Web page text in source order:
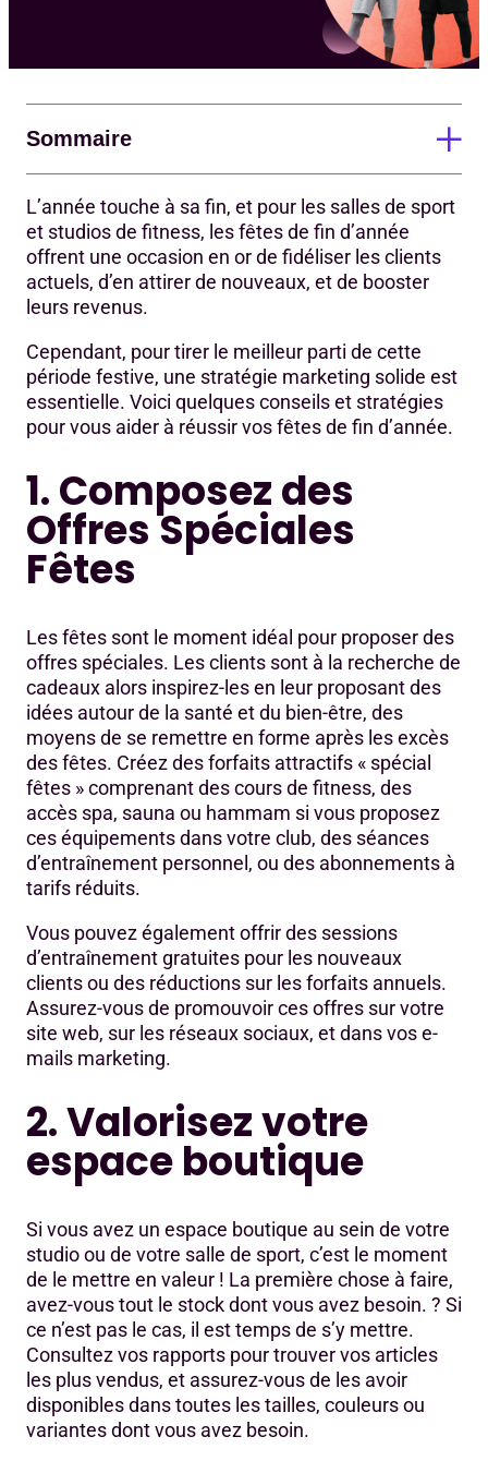
L’année touche à sa fin, et pour les salles de sport
et studios de fitness, les fêtes de fin d’année
offrent une occasion en or de fidéliser les clients
actuels, d’en attirer de nouveaux, et de booster
leurs revenus.
Cependant, pour tirer le meilleur parti de cette
période festive, une stratégie marketing solide est
essentielle. Voici quelques conseils et stratégies
pour vous aider à réussir vos fêtes de fin d’année.
1. Composez des
Offres Spéciales
Fêtes
Les fêtes sont le moment idéal pour proposer des
offres spéciales. Les clients sont à la recherche de
cadeaux alors inspirez-les en leur proposant des
idées autour de la santé et du bien-être, des
moyens de se remettre en forme après les excès
des fêtes. Créez des forfaits attractifs « spécial
fêtes » comprenant des cours de fitness, des
accès spa, sauna ou hammam si vous proposez
ces équipements dans votre club, des séances
d’entraînement personnel, ou des abonnements à
tarifs réduits.
Vous pouvez également offrir des sessions
d’entraînement gratuites pour les nouveaux
clients ou des réductions sur les forfaits annuels.
Assurez-vous de promouvoir ces offres sur votre
site web, sur les réseaux sociaux, et dans vos e-
mails marketing.
2. Valorisez votre
espace boutique
Si vous avez un espace boutique au sein de votre
studio ou de votre salle de sport, c’est le moment
de le mettre en valeur ! La première chose à faire,
avez-vous tout le stock dont vous avez besoin. ? Si
ce n’est pas le cas, il est temps de s’y mettre.
Consultez vos rapports pour trouver vos articles
les plus vendus, et assurez-vous de les avoir
disponibles dans toutes les tailles, couleurs ou
variantes dont vous avez besoin.
Sommaire
1. Composez des Offres Spéciales Fêtes
2. Valorisez votre espace boutique
3. Encouragez les cartes-cadeaux
4. Organisez des événements festifs
5. Créez de l'engagement avec du contenu de valeur